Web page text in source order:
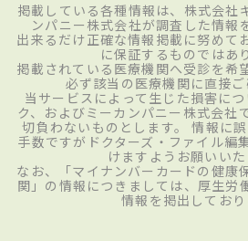
掲載している各種情報は、株式会社
ンパニー株式会社が調査した情報
出来るだけ正確な情報掲載に努めて
に保証するものではあ
掲載されている医療機関へ受診を希
必ず該当の医療機関に直接ご
当サービスによって生じた損害に
ク、およびミーカンパニー株式会社
切負わないものとします。 情報に
手数ですがドクターズ・ファイル編
けますようお願いいた
なお、「マイナンバーカードの健康
関」の情報につきましては、厚生労
情報を掲出しており